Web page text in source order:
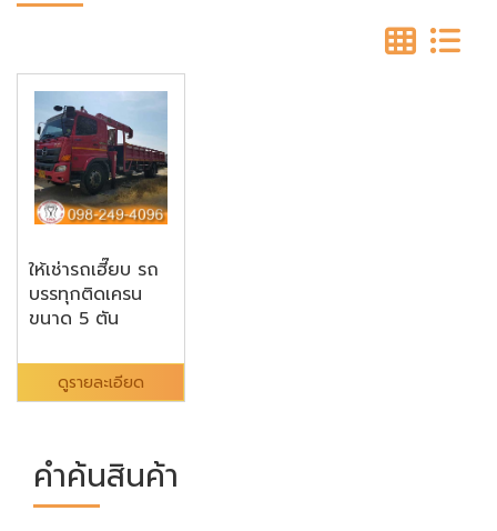
ให้เช่ารถเฮี๊ยบ รถ
บรรทุกติดเครน
ขนาด 5 ตัน
ดูรายละเอียด
คำค้นสินค้า